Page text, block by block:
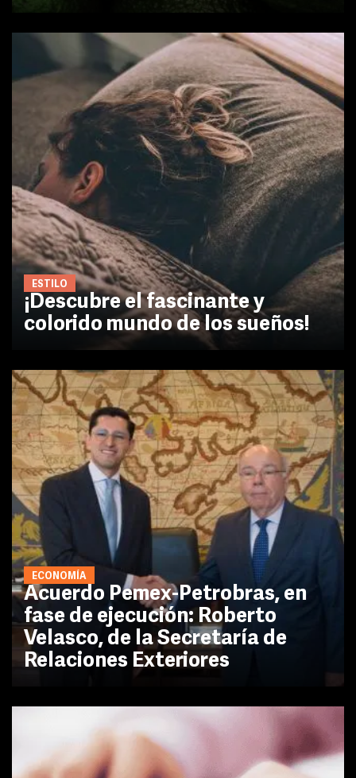
ESTILO
¡Descubre el fascinante y
colorido mundo de los sueños!
ECONOMÍA
Acuerdo Pemex-Petrobras, en
fase de ejecución: Roberto
Velasco, de la Secretaría de
Relaciones Exteriores